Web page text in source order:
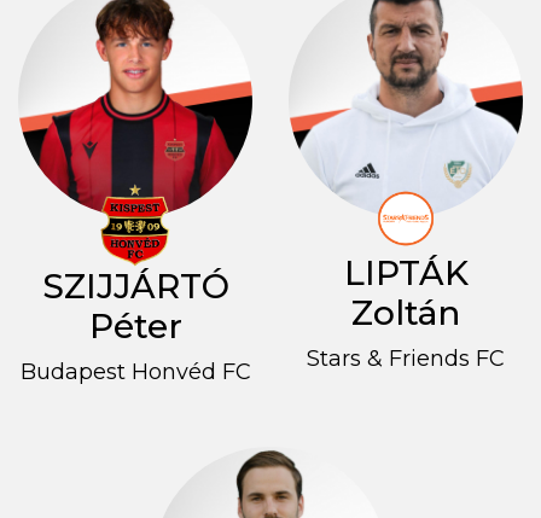
SZIJJÁRTÓ
Péter
Budapest Honvéd FC
LIPTÁK
Zoltán
Stars & Friends FC